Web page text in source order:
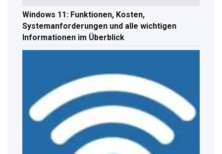
Windows 11: Funktionen, Kosten,
Systemanforderungen und alle wichtigen
Informationen im Überblick